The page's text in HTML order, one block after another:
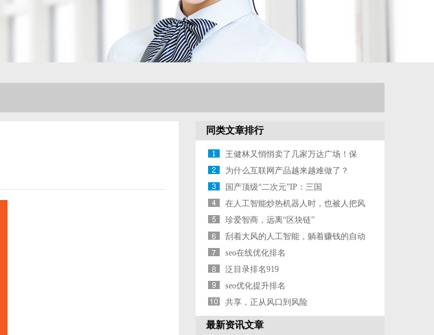
同类文章排行
王健林又悄悄卖了几家万达广场！保
险、信托
为什么互联网产品越来越难做了？
国产顶级“二次元”IP：三国
在人工智能炒热机器人时，也被人把风
带进了
珍爱智商，远离“区块链”
刮着大风的人工智能，躺着赚钱的自动
驾驶
seo在线优化排名
泛目录排名919
seo优化提升排名
共享，正从风口到风险
最新资讯文章